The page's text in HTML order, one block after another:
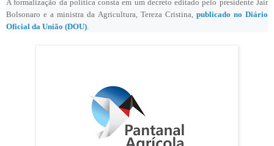
A formalização da política consta em um decreto editado pelo presidente Jair
Bolsonaro e a ministra da Agricultura, Tereza Cristina, publicado no Diário
Oficial da União (DOU).